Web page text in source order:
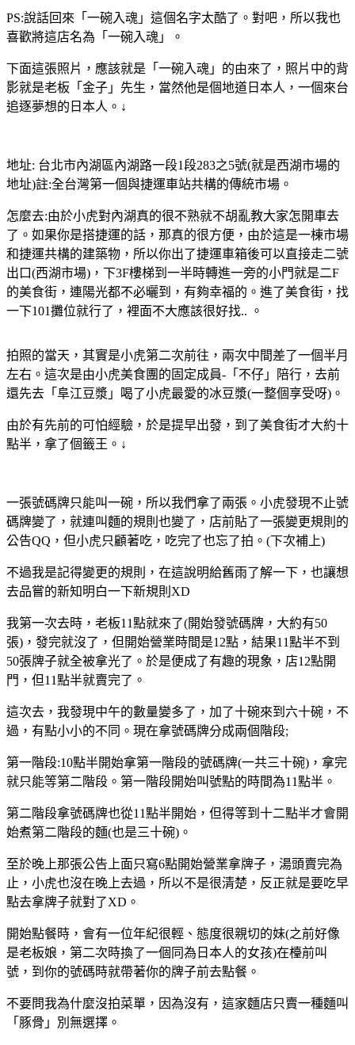
PS:說話回來「一碗入魂」這個名字太酷了。對吧，所以我也
喜歡將這店名為「一碗入魂」。
下面這張照片，應該就是「一碗入魂」的由來了，照片中的背
影就是老板「金子」先生，當然他是個地道日本人，一個來台
追逐夢想的日本人。↓
地址: 台北市內湖區內湖路一段1段283之5號(就是西湖市場的
地址)註:全台灣第一個與捷運車站共構的傳統市場。
怎麼去:由於小虎對內湖真的很不熟就不胡亂教大家怎開車去
了。如果你是搭捷運的話，那真的很方便，由於這是一棟市場
和捷運共構的建築物，所以你出了捷運車箱後可以直接走二號
出口(西湖市場)，下3F樓梯到一半時轉進一旁的小門就是二F
的美食街，連陽光都不必曬到，有夠幸福的。進了美食街，找
一下101攤位就行了，裡面不大應該很好找.. 。
拍照的當天，其實是小虎第二次前往，兩次中間差了一個半月
左右。這次是由小虎美食團的固定成員-「不仔」陪行，去前
還先去「阜江豆漿」喝了小虎最愛的冰豆漿(一整個享受呀)。
由於有先前的可怕經驗，於是提早出發，到了美食街才大約十
點半，拿了個籤王。↓
一張號碼牌只能叫一碗，所以我們拿了兩張。小虎發現不止號
碼牌變了，就連叫麵的規則也變了，店前貼了一張變更規則的
公告QQ，但小虎只顧著吃，吃完了也忘了拍。(下次補上)
不過我是記得變更的規則，在這說明給舊雨了解一下，也讓想
去品嘗的新知明白一下新規則XD
我第一次去時，老板11點就來了(開始發號碼牌，大約有50
張)，發完就沒了，但開始營業時間是12點，結果11點半不到
50張牌子就全被拿光了。於是便成了有趣的現象，店12點開
門，但11點半就賣完了。
這次去，我發現中午的數量變多了，加了十碗來到六十碗，不
過，有點小小的不同。現在拿號碼牌分成兩個階段;
第一階段:10點半開始拿第一階段的號碼牌(一共三十碗)，拿完
就只能等第二階段。第一階段開始叫號點的時間為11點半。
第二階段拿號碼牌也從11點半開始，但得等到十二點半才會開
始煮第二階段的麵(也是三十碗)。
至於晚上那張公告上面只寫6點開始營業拿牌子，湯頭賣完為
止，小虎也沒在晚上去過，所以不是很清楚，反正就是要吃早
點去拿牌子就對了XD。
開始點餐時，會有一位年紀很輕、態度很親切的妹(之前好像
是老板娘，第二次時換了一個同為日本人的女孩)在檯前叫
號，到你的號碼時就帶著你的牌子前去點餐。
不要問我為什麼沒拍菜單，因為沒有，這家麵店只賣一種麵叫
「豚骨」別無選擇。